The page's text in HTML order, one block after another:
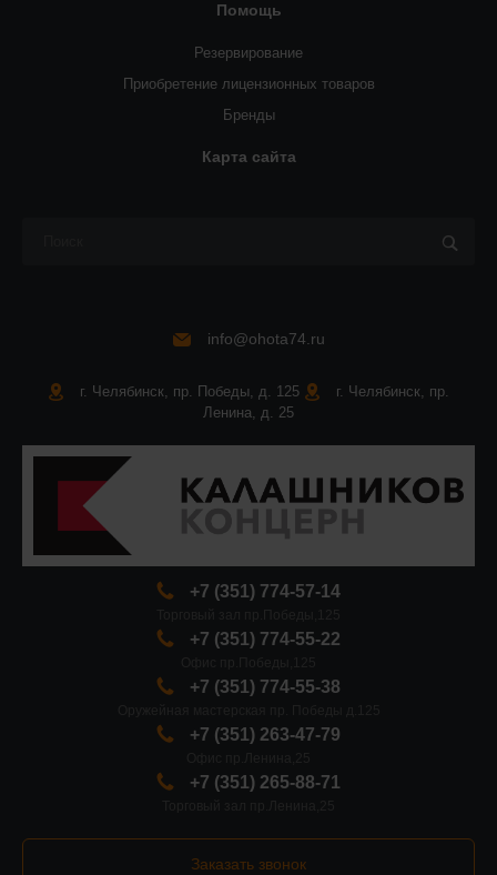
Помощь
Резервирование
Приобретение лицензионных товаров
Бренды
Карта сайта
info@ohota74.ru
г. Челябинск, пр. Победы, д. 125
г. Челябинск, пр.
Ленина, д. 25
+7 (351) 774-57-14
+7 (351) 774-55-22
+7 (351) 774-55-38
+7 (351) 263-47-79
+7 (351) 265-88-71
Заказать звонок